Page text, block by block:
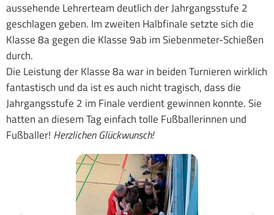
aussehende Lehrerteam deutlich der Jahrgangsstufe 2
geschlagen geben. Im zweiten Halbfinale setzte sich die
Klasse 8a gegen die Klasse 9ab im Siebenmeter-Schießen
durch.
Die Leistung der Klasse 8a war in beiden Turnieren wirklich
fantastisch und da ist es auch nicht tragisch, dass die
Jahrgangsstufe 2 im Finale verdient gewinnen konnte. Sie
hatten an diesem Tag einfach tolle Fußballerinnen und
Fußballer! Herzlichen Glückwunsch!